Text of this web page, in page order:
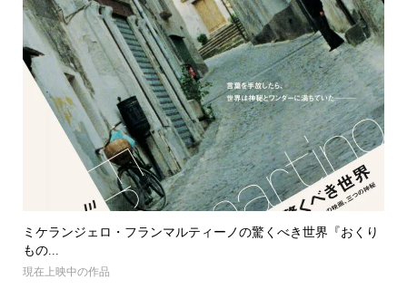
ミケランジェロ・フランマルティーノの驚くべき世界『おくり
もの...
現在上映中の作品